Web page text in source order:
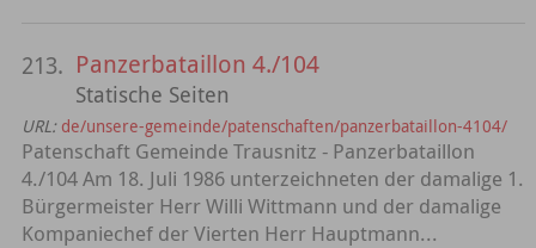
213. Panzerbataillon 4./104
Statische Seiten
URL: de/unsere-gemeinde/patenschaften/panzerbataillon-4104/
Patenschaft Gemeinde Trausnitz - Panzerbataillon
4./104 Am 18. Juli 1986 unterzeichneten der damalige 1.
Bürgermeister Herr Willi Wittmann und der damalige
Kompaniechef der Vierten Herr Hauptmann...